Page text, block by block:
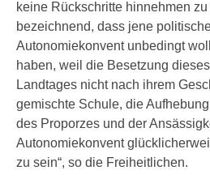
keine Rückschritte hinnehmen
bezeichnend, dass jene
Autonomiekonvent unbedingt
haben, weil die Besetzung
Landtages nicht nach ihrem
gemischte Schule, die
des Proporzes und der
Autonomiekonvent
zu sein“, so die Freiheitlichen.